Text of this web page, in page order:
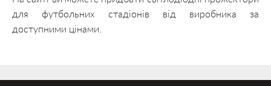
для футбольних стадіонів від виробника за
доступними цінами.